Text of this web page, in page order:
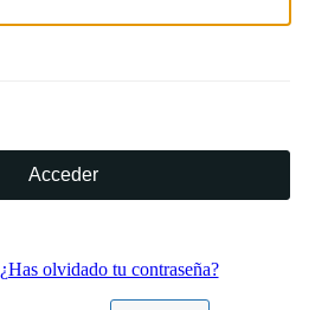
¿Has olvidado tu contraseña?